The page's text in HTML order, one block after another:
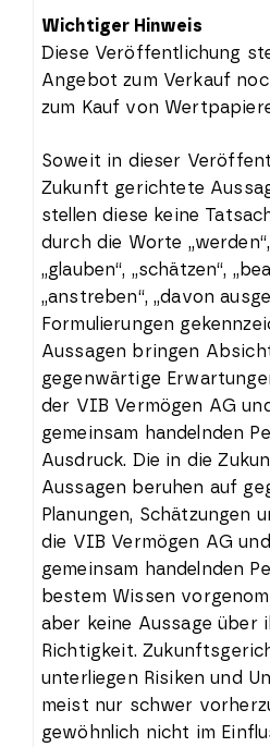
Wichtiger Hinweis
Diese Veröffentlichung
Angebot zum Verkauf
zum Kauf von
Soweit in dieser
Zukunft gerichtete
stellen diese keine
durch die Worte
„glauben“, „schätzen“,
„anstreben“, „davon
Formulierungen
Aussagen bringen
gegenwärtige
der VIB Vermögen AG
gemeinsam handelnden
Ausdruck. Die in die
Aussagen beruhen auf
Planungen, Schätzungen
die VIB Vermögen AG
gemeinsam handelnden
bestem Wissen
aber keine Aussage über
Richtigkeit.
unterliegen Risiken und
meist nur schwer
gewöhnlich nicht im